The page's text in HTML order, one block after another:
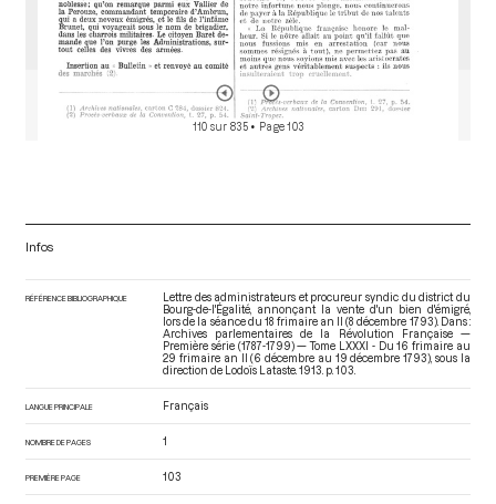
110 sur 835 • Page 103
Infos
RÉFÉRENCE BIBLIOGRAPHIQUE
Lettre des administrateurs et procureur syndic du district du
Bourg-de-l'Égalité, annonçant la vente d'un bien d'émigré,
lors de la séance du 18 frimaire an II (8 décembre 1793). Dans :
Archives parlementaires de la Révolution Française —
Première série (1787-1799) — Tome LXXXI - Du 16 frimaire au
29 frimaire an II (6 décembre au 19 décembre 1793) , sous la
direction de Lodoïs Lataste. 1913. p. 103.
LANGUE PRINCIPALE Français
NOMBRE DE PAGES 1
PREMIÈRE PAGE 103